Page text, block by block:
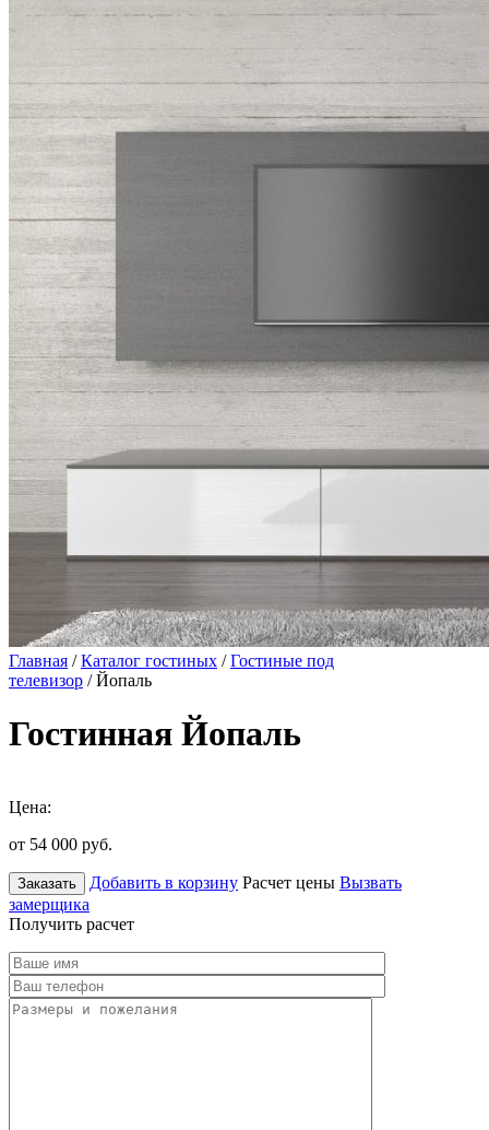
Главная /Каталог гостиных /Гостиные под
телевизор / Йопаль
Гостинная Йопаль
Цена:
от 54 000 руб.
Заказать Добавить в корзину Расчет цены Вызвать
замерщика
Получить расчет